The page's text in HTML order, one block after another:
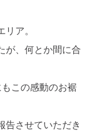
ア。
が、何とか間に合
この感動のお裾
告させていただき